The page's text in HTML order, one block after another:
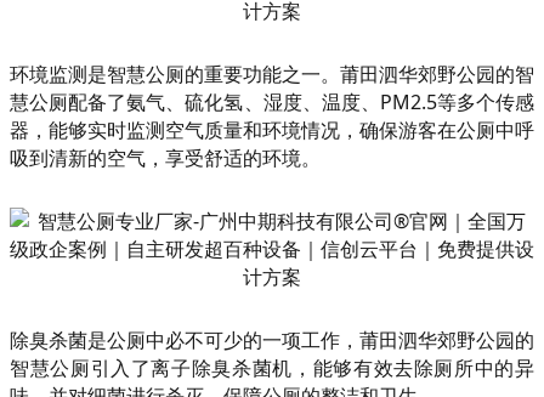
环境监测是智慧公厕的重要功能之一。莆田泗华郊野公园的智
慧公厕配备了氨气、硫化氢、湿度、温度、PM2.5等多个传感
器，能够实时监测空气质量和环境情况，确保游客在公厕中呼
吸到清新的空气，享受舒适的环境。
除臭杀菌是公厕中必不可少的一项工作，莆田泗华郊野公园的
智慧公厕引入了离子除臭杀菌机，能够有效去除厕所中的异